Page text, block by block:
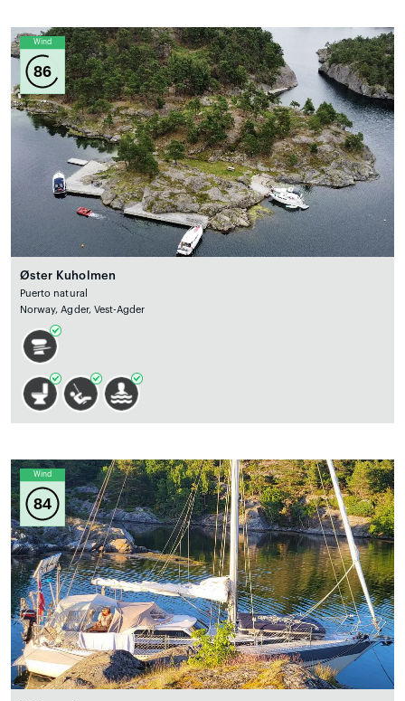
Wind
86
Øster Kuholmen
Puerto natural
Norway, Agder, Vest-Agder
Wind
84